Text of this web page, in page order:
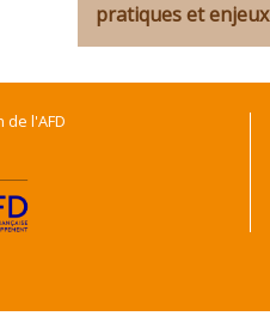
pratiques et enjeux
de l'AFD